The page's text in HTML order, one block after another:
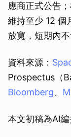
應商正式公告
維持至少 12 個
放寬，短期內不
資料來源：
Prospectus（
Bloomberg、
本文初稿為AI